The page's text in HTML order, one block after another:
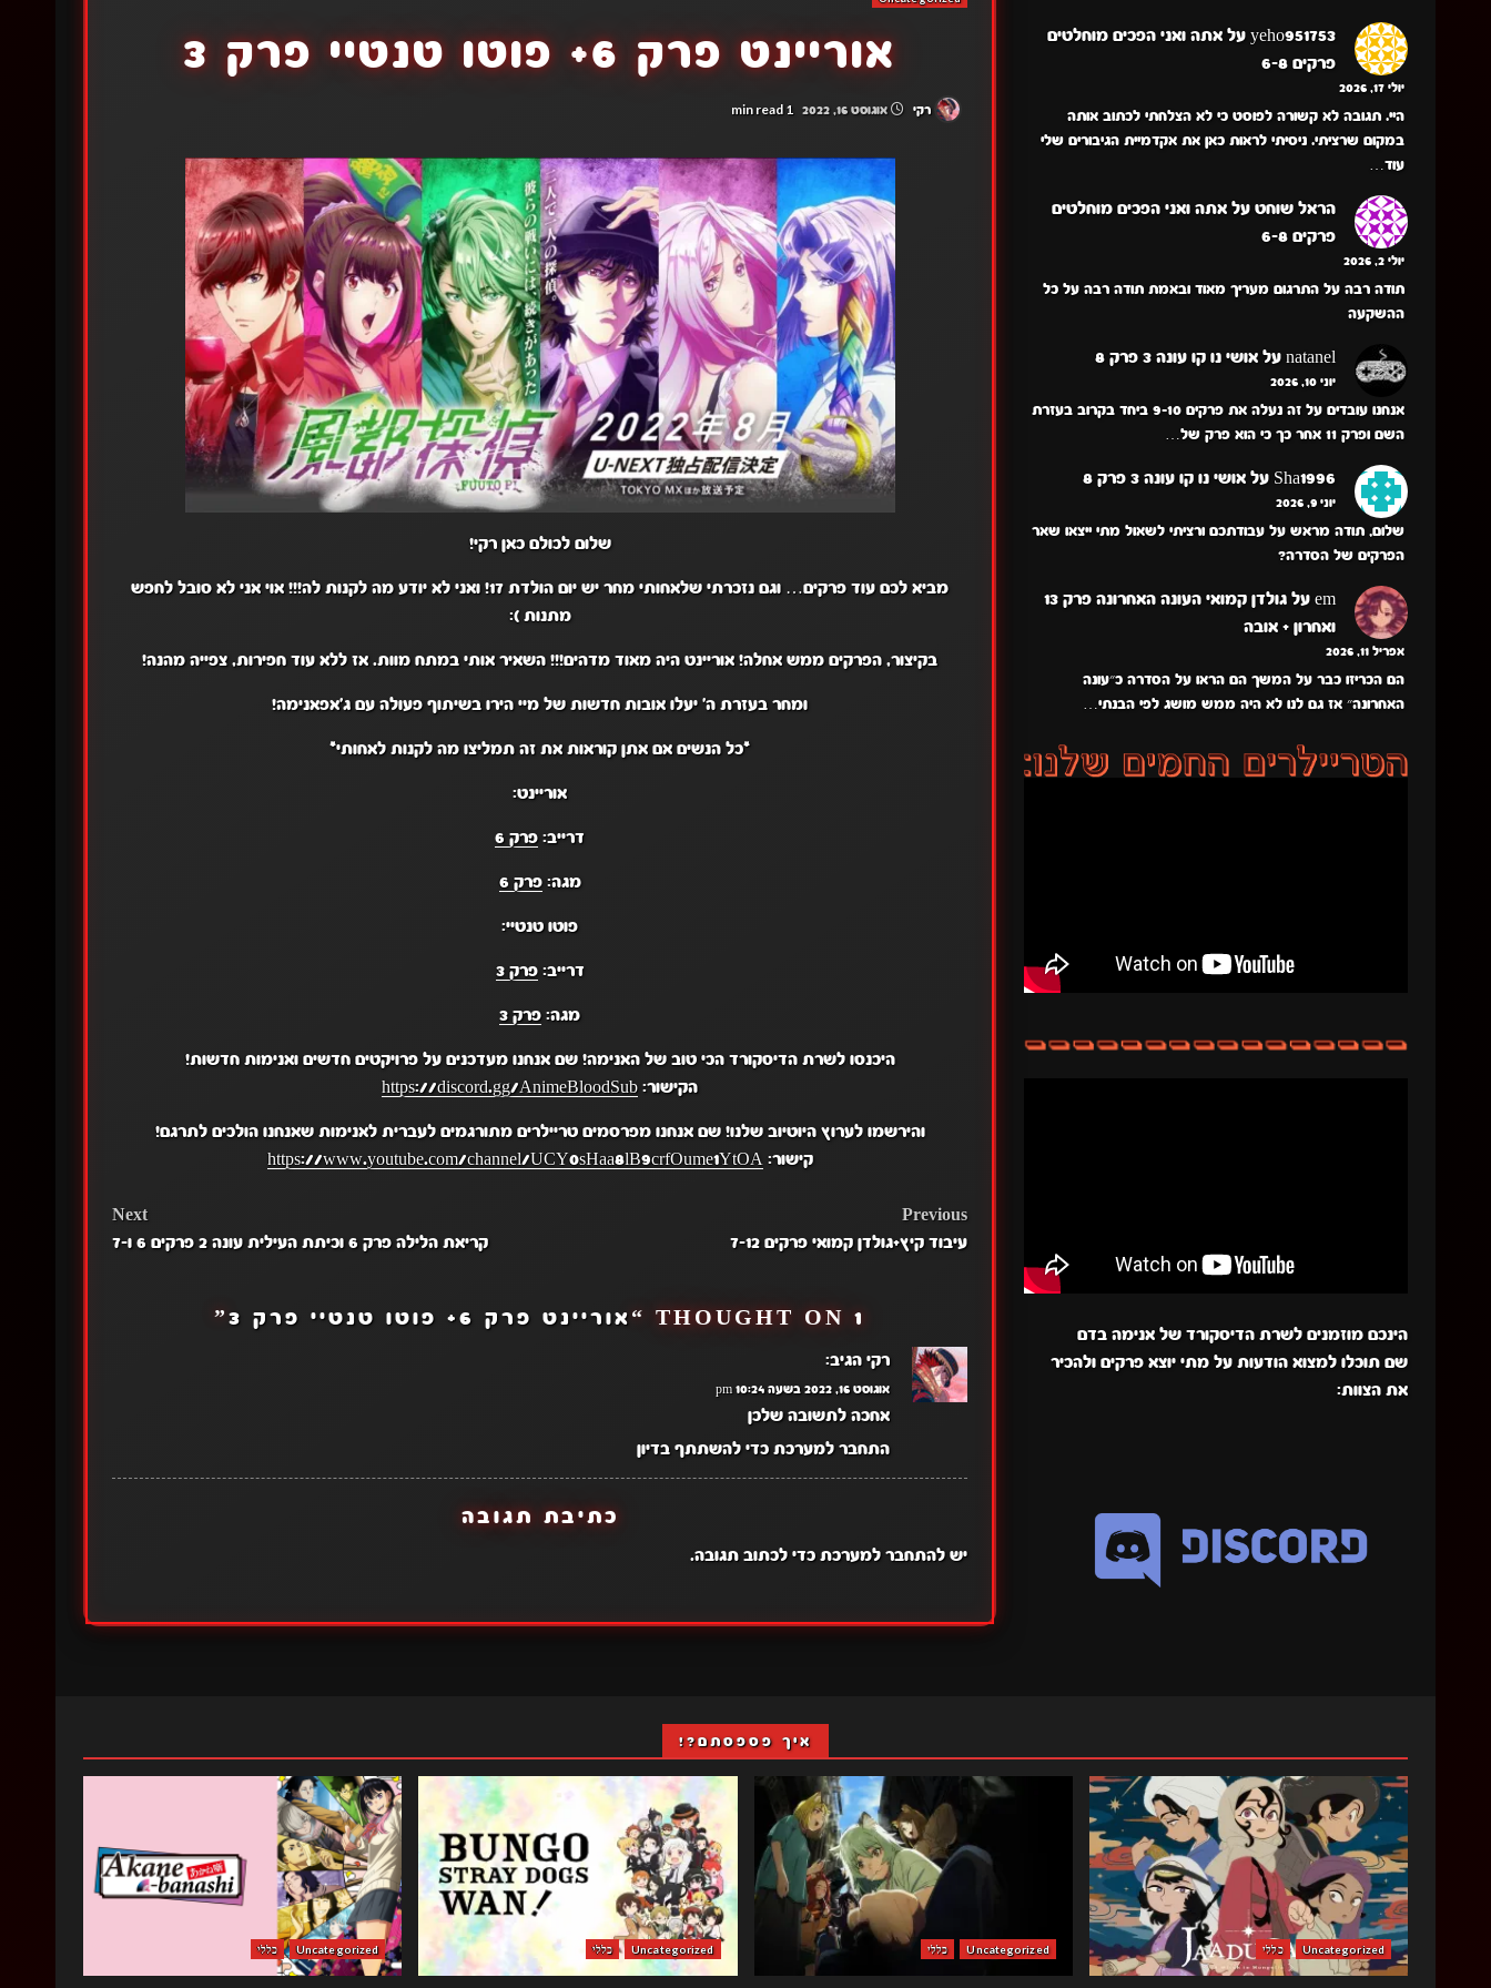
אוריינט פרק 6+ פוטו טנטיי פרק 3
רקי אוגוסט 16, 2022 1 min read
שלום לכולם כאן רקי!
מביא לכם עוד פרקים… וגם נזכרתי שלאחותי מחר יש יום הולדת 17! ואני לא יודע מה לקנות לה!!! אוי אני לא סובל לחפש
מתנות ):
בקיצור, הפרקים ממש אחלה! אוריינט היה מאוד מדהים!!! השאיר אותי במתח מוות. אז ללא עוד חפירות, צפייה מהנה!
ומחר בעזרת ה' יעלו אובות חדשות של מיי הירו בשיתוף פעולה עם ג'אפאנימה!
*כל הנשים אם אתן קוראות את זה תמליצו מה לקנות לאחותי*
אוריינט:
דרייב: פרק 6
מגה:פרק 6
פוטו טנטיי:
דרייב:פרק 3
מגה: פרק 3
היכנסו לשרת הדיסקורד הכי טוב של האנימה! שם אנחנו מעדכנים על פרויקטים חדשים ואנימות חדשות!
הקישור: https://discord.gg/AnimeBloodSub
והירשמו לערוץ היוטיוב שלנו! שם אנחנו מפרסמים טריילרים מתורגמים לעברית לאנימות שאנחנו הולכים לתרגם!
קישור: https://www.youtube.com/channel/UCY0sHaa8lB9crfOume1YtOA
POST
Previous
עיבוד קיץ+גולדן קמואי פרקים 7-12
Next
קריאת הלילה פרק 6 וכיתת העילית עונה 2 פרקים 6 ו-7
1 THOUGHT ON “ אוריינט פרק 6+ פוטו טנטיי פרק 3 ”
רקי הגיב:
אוגוסט 16, 2022 בשעה 10:24 pm
אחכה לתשובה שלכן
התחבר למערכת כדי להשתתף בדיון
כתיבת תגובה
יש להתחבר למערכתכדי לכתוב תגובה.
yeho951753 עלאתה ואני הפכים מוחלטים
פרקים 6-8
יולי 17, 2026
היי. תגובה לא קשורה לפוסט כי לא הצלחתי לכתוב אותה
במקום שרציתי. ניסיתי לראות כאן את אקדמיית הגיבורים שלי
עוד…
הראל שוחט עלאתה ואני הפכים מוחלטים
פרקים 6-8
יולי 2, 2026
תודה רבה על התרגום מעריך מאוד ובאמת תודה רבה על כל
ההשקעה
natanel עלאושי נו קו עונה 3 פרק 8
יוני 10, 2026
אנחנו עובדים על זה נעלה את פרקים 9-10 ביחד בקרוב בעזרת
השם ופרק 11 אחר כך כי הוא פרק של…
Sha1996 עלאושי נו קו עונה 3 פרק 8
יוני 9, 2026
שלום, תודה מראש על עבודתכם ורציתי לשאול מתי ייצאו שאר
הפרקים של הסדרה?
em על
גולדן קמואי העונה האחרונה פרק 13
ואחרון + אובה
אפריל 11, 2026
הם הכריזו כבר על המשך הם הראו על הסדרה כ״עונה
האחרונה״ אז גם לנו לא היה ממש מושג לפי הבנתי…
הינכם מוזמנים לשרת הדיסקורד של אנימה בדם
שם תוכלו למצוא הודעות על מתי יוצא פרקים ולהכיר
את הצוות:
איך פספסתם?!
Uncategorized כללי Uncategorized כללי Uncategorized כללי Uncategorized כללי